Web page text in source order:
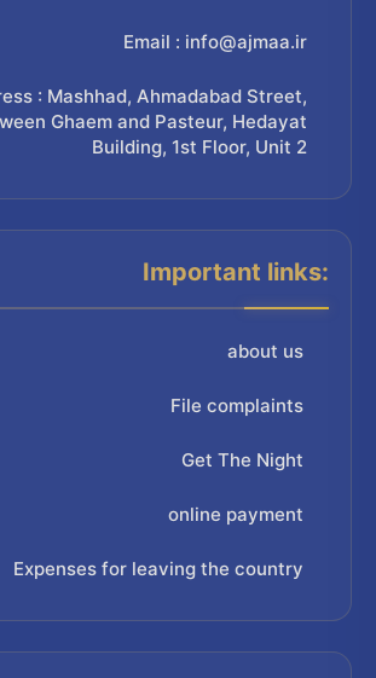
Email : info@ajmaa.ir
: Mashhad, Ahmadabad Street,
Ghaem and Pasteur, Hedayat
Building, 1st Floor, Unit 2
Important links:
about us
File complaints
Get The Night
online payment
Expenses for leaving the country